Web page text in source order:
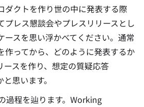
ダクトを作り世の中に発表する際
プレス懇談会やプレスリリースとし
ースを思い浮かべてください。通常
作ってから、どのように発表するか
ースを作り、想定の質疑応答
思います。
過程を辿ります。Working